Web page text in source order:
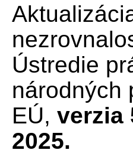
Ústredie
národných
EÚ, verzia
2025.